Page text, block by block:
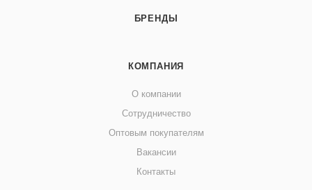
БРЕНДЫ
КОМПАНИЯ
О компании
Сотрудничество
Оптовым покупателям
Вакансии
Контакты